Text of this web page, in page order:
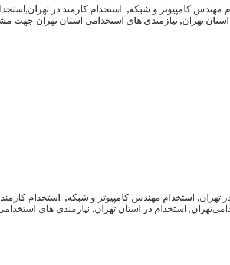
کامپیوتر و شبکه, استخدام کارمند در تهران,استخدام
تهران, نیازمندی های استخدامی استان تهران جهت
استخدام مهندس کامپیوتر و شبکه, استخدام کارمند
استخدام در استان تهران, نیازمندی های